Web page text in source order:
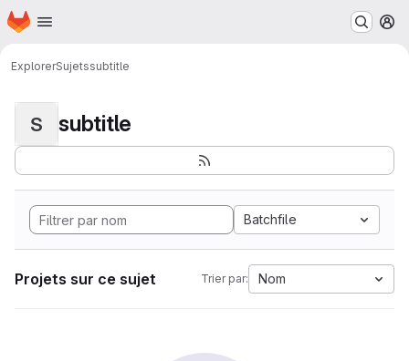
Passer au contenu principal
Page d'accueil
ExplorerSujetssubtitle
S subtitle
Batchfile
Projets sur ce sujet Trier par: Nom